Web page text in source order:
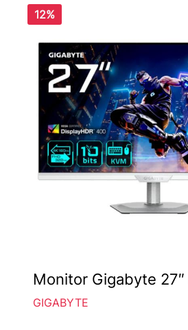
12%
Monitor Gigabyte 27″
GIGABYTE